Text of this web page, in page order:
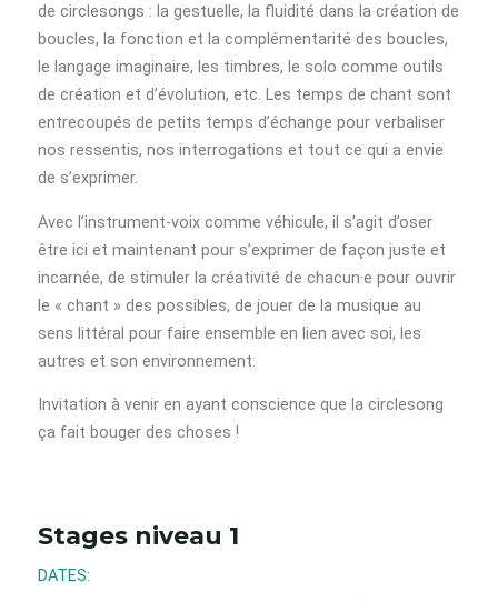
de circlesongs : la gestuelle, la fluidité dans la création de
boucles, la fonction et la complémentarité des boucles,
le langage imaginaire, les timbres, le solo comme outils
de création et d’évolution, etc. Les temps de chant sont
entrecoupés de petits temps d’échange pour verbaliser
nos ressentis, nos interrogations et tout ce qui a envie
de s’exprimer.
Avec l’instrument-voix comme véhicule, il s’agit d’oser
être ici et maintenant pour s’exprimer de façon juste et
incarnée, de stimuler la créativité de chacun·e pour ouvrir
le « chant » des possibles, de jouer de la musique au
sens littéral pour faire ensemble en lien avec soi, les
autres et son environnement.
Invitation à venir en ayant conscience que la circlesong
ça fait bouger des choses !
Stages niveau 1
DATES: